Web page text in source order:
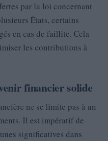
par la loi concernant
États, certains
en cas de faillite. Cela
les contributions à
financier solide
ne se limite pas à un
Il est impératif de
significatives dans